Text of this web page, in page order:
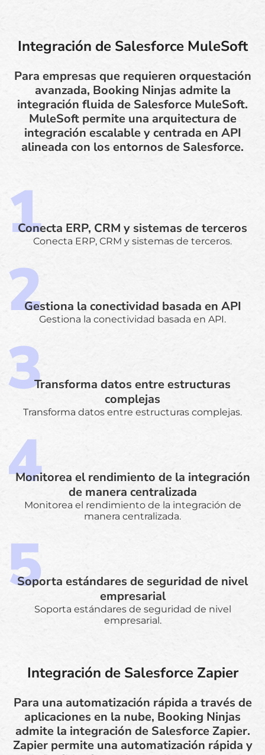
Integración de Salesforce MuleSoft
Para empresas que requieren orquestación
avanzada, Booking Ninjas admite la
integración fluida de Salesforce MuleSoft.
MuleSoft permite una arquitectura de
integración escalable y centrada en API
alineada con los entornos de Salesforce.
Conecta ERP, CRM y sistemas de terceros
Conecta ERP, CRM y sistemas de terceros.
Gestiona la conectividad basada en API
Gestiona la conectividad basada en API.
Transforma datos entre estructuras
complejas
Transforma datos entre estructuras complejas.
Monitorea el rendimiento de la integración
de manera centralizada
Monitorea el rendimiento de la integración de
manera centralizada.
Soporta estándares de seguridad de nivel
empresarial
Soporta estándares de seguridad de nivel
empresarial.
Integración de Salesforce Zapier
Para una automatización rápida a través de
aplicaciones en la nube, Booking Ninjas
admite la integración de Salesforce Zapier.
Zapier permite una automatización rápida y